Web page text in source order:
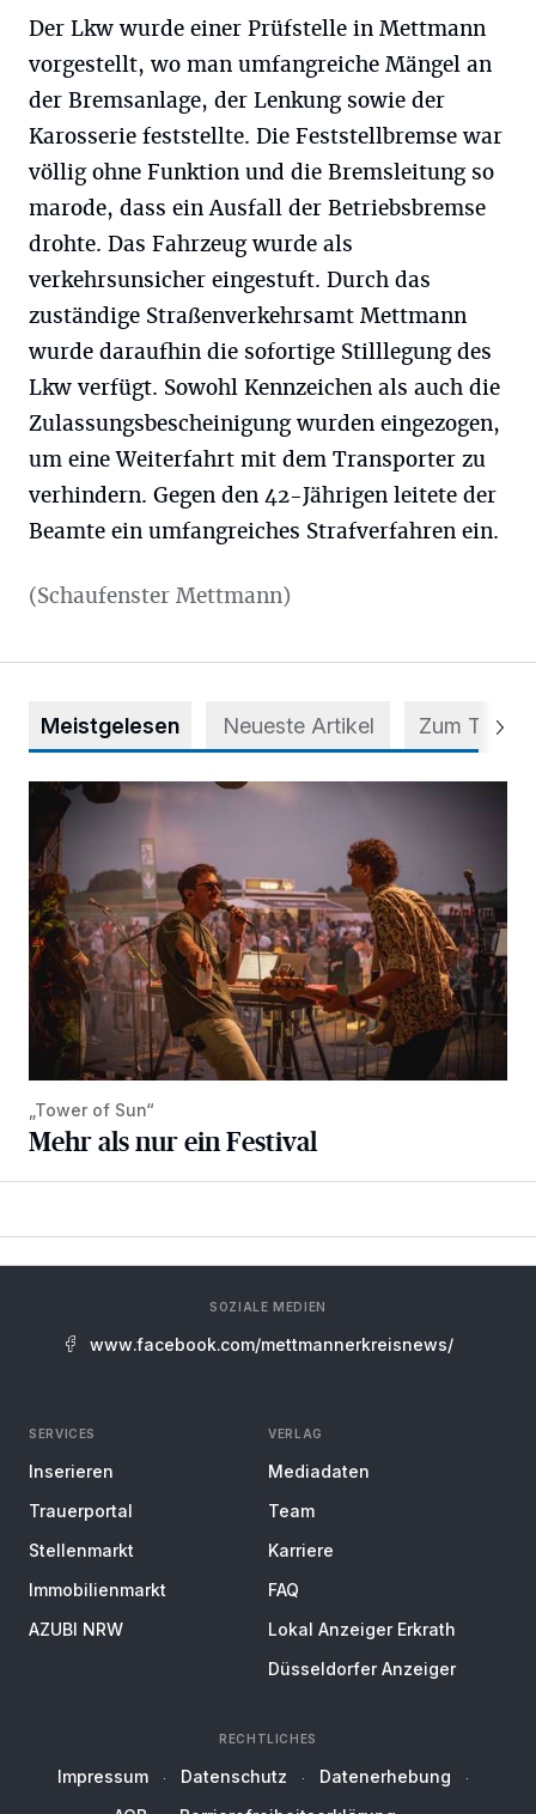
Der Lkw wurde einer Prüfstelle in Mettmann
vorgestellt, wo man umfangreiche Mängel an
der Bremsanlage, der Lenkung sowie der
Karosserie feststellte. Die Feststellbremse war
völlig ohne Funktion und die Bremsleitung so
marode, dass ein Ausfall der Betriebsbremse
drohte. Das Fahrzeug wurde als
verkehrsunsicher eingestuft. Durch das
zuständige Straßenverkehrsamt Mettmann
wurde daraufhin die sofortige Stilllegung des
Lkw verfügt. Sowohl Kennzeichen als auch die
Zulassungsbescheinigung wurden eingezogen,
um eine Weiterfahrt mit dem Transporter zu
verhindern. Gegen den 42-Jährigen leitete der
Beamte ein umfangreiches Strafverfahren ein.
(Schaufenster Mettmann)
Meistgelesen Neueste Artikel Zum Thema
Mehr als nur ein Festival
„Tower of Sun“
Mehr als nur ein Festival
SOZIALE MEDIEN
www.facebook.com/mettmannerkreisnews/
SERVICES
Inserieren
Trauerportal
Stellenmarkt
Immobilienmarkt
AZUBI NRW
VERLAG
Mediadaten
Team
Karriere
FAQ
Lokal Anzeiger Erkrath
Düsseldorfer Anzeiger
RECHTLICHES
Impressum Datenschutz
Datenerhebung